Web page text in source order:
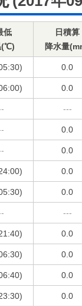
低
(℃)
日積算
降水量
0.0
0.0
---
0.0
0.0
0.0
0.0
---
0.0
0.0
0.0
0.0